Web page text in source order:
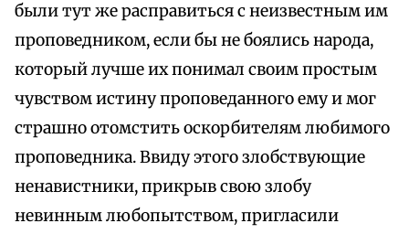
были тут же расправиться с неизвестным им
проповедником, если бы не боялись народа,
который лучше их понимал своим простым
чувством истину проповеданного ему и мог
страшно отомстить оскорбителям любимого
проповедника. Ввиду этого злобствующие
ненавистники, прикрыв свою злобу
невинным любопытством, пригласили